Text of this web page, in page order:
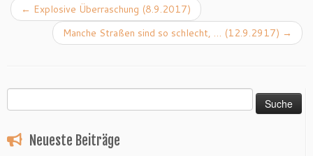
← Explosive Überraschung (8.9.2017)
Manche Straßen sind so schlecht, … (12.9.2917) →
nach:
Neueste Beiträge